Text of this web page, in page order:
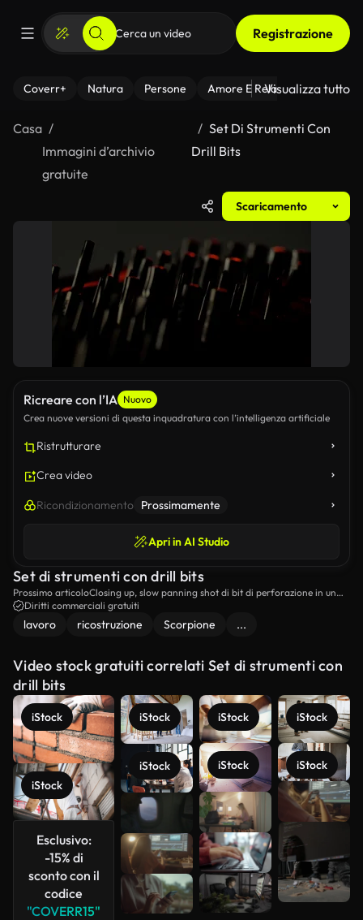
Registrazione
Coverr+ Natura Persone Amore E Relazioni Il
Visualizza tutto
Casa
Immagini d’archivio
gratuite
Set Di Strumenti Con
Drill Bits
Scaricamento
Ricreare con l’IA Nuovo
Crea nuove versioni di questa inquadratura con l’intelligenza artificiale
Ristrutturare
Crea video
Ricondizionamento Prossimamente
Apri in AI Studio
Set di strumenti con drill bits
Prossimo articoloClosing up, slow panning shot di bit di perforazione in un
toolkit, contro uno sfondo nero e una luce studio rossa.
Diritti commerciali gratuiti
lavoro ricostruzione Scorpione ...
Video stock gratuiti correlati Set di strumenti con
drill bits
iStock
iStock
Esclusivo:
-15% di
sconto con il
codice
"COVERR15"
iStock
iStock
iStock
iStock
iStock
iStock
Scopri di
più